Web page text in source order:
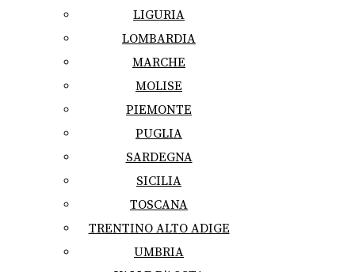
LIGURIA
LOMBARDIA
MARCHE
MOLISE
PIEMONTE
PUGLIA
SARDEGNA
SICILIA
TOSCANA
TRENTINO ALTO ADIGE
UMBRIA